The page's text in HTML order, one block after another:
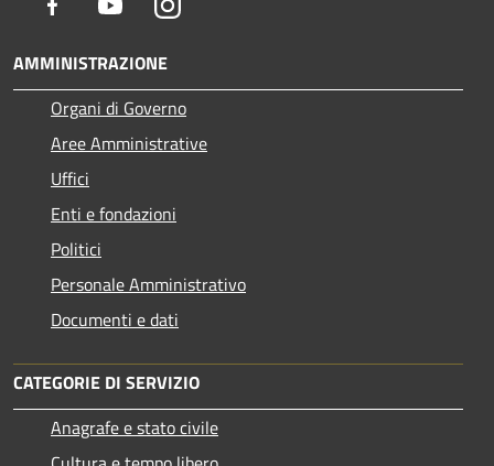
AMMINISTRAZIONE
Organi di Governo
Aree Amministrative
Uffici
Enti e fondazioni
Politici
Personale Amministrativo
Documenti e dati
CATEGORIE DI SERVIZIO
Anagrafe e stato civile